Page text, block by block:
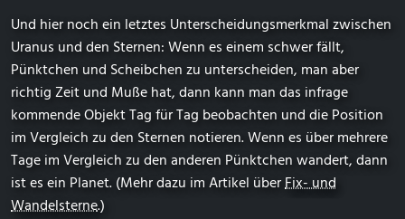
Und hier noch ein letztes Unterscheidungsmerkmal zwischen
Uranus und den Sternen: Wenn es einem schwer fällt,
Pünktchen und Scheibchen zu unterscheiden, man aber
richtig Zeit und Muße hat, dann kann man das infrage
kommende Objekt Tag für Tag beobachten und die Position
im Vergleich zu den Sternen notieren. Wenn es über mehrere
Tage im Vergleich zu den anderen Pünktchen wandert, dann
ist es ein Planet. (Mehr dazu im Artikel überFix- und
Wandelsterne.)